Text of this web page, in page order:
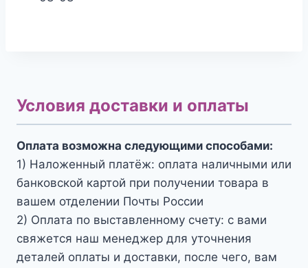
Условия доставки и оплаты
Оплата возможна следующими способами:
1) Наложенный платёж: оплата наличными или
банковской картой при получении товара в
вашем отделении Почты России
2) Оплата по выставленному счету: с вами
свяжется наш менеджер для уточнения
деталей оплаты и доставки, после чего, вам